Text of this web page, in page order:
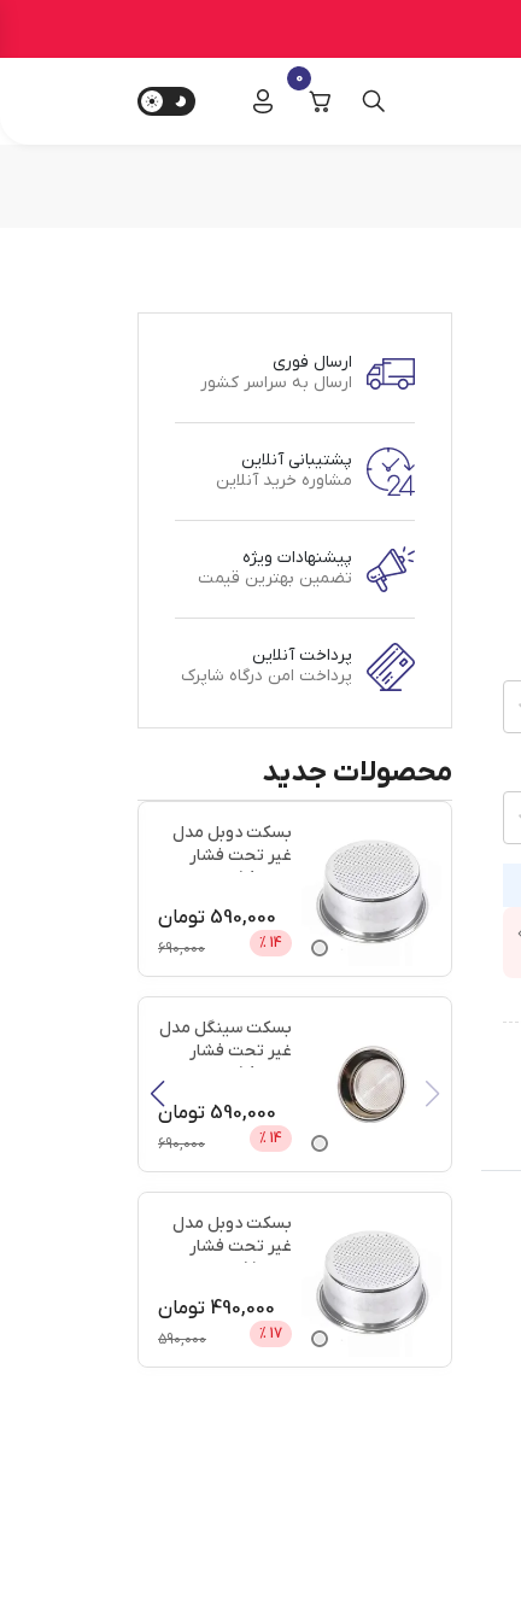
0
ارسال فوری
ارسال به سراسر کشور
پشتیبانی آنلاین
مشاوره خرید آنلاین
پیشنهادات ویژه
تضمین بهترین قیمت
پرداخت آنلاین
پرداخت امن درگاه شاپرک
محصولات جدید
بسکت دوبل مدل
غیر تحت فشار
590,000 تومان
14
%
690,000
بسکت سینگل مدل
غیر تحت فشار
590,000 تومان
14
%
690,000
بسکت دوبل مدل
غیر تحت فشار
490,000 تومان
17
%
590,000